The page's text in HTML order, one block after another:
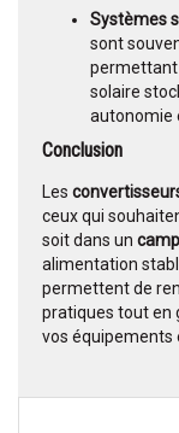
Systèmes
sont
permettant
solaire
autonomie
Conclusion
Les
ceux qui
soit dans un
alimentation
permettent de
pratiques tout en
vos équipements